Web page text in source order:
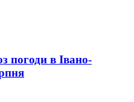
погоди в Івано-